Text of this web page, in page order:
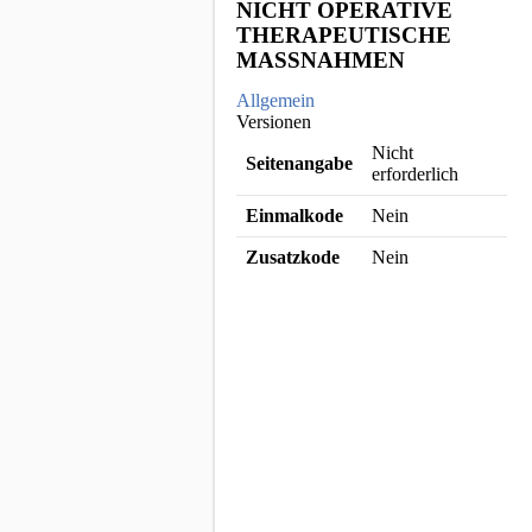
NICHT OPERATIVE
THERAPEUTISCHE
MASSNAHMEN
Allgemein
Versionen
Seitenangabe
Nicht
erforderlich
Einmalkode Nein
Zusatzkode Nein